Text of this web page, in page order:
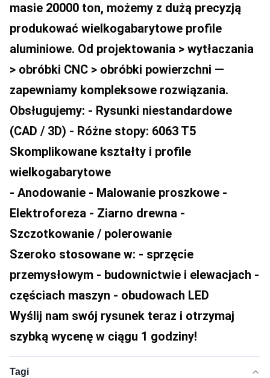
masie 20000 ton, możemy z dużą precyzją
produkować wielkogabarytowe profile
aluminiowe. Od projektowania > wytłaczania
> obróbki CNC > obróbki powierzchni —
zapewniamy kompleksowe rozwiązania.
Obsługujemy: - Rysunki niestandardowe
(CAD / 3D) - Różne stopy: 6063 T5
Skomplikowane kształty i profile
wielkogabarytowe
- Anodowanie - Malowanie proszkowe -
Elektroforeza - Ziarno drewna -
Szczotkowanie / polerowanie
Szeroko stosowane w: - sprzęcie
przemysłowym - budownictwie i elewacjach -
częściach maszyn - obudowach LED
Wyślij nam swój rysunek teraz i otrzymaj
szybką wycenę w ciągu 1 godziny!
Tagi